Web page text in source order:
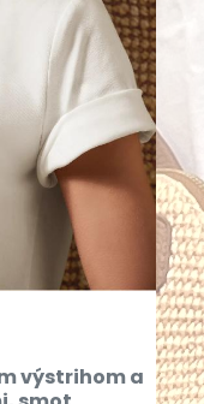
výstrihom a